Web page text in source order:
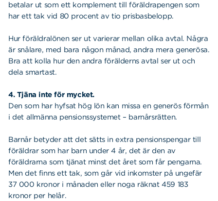
betalar ut som ett komplement till föräldrapengen som
har ett tak vid 80 procent av tio prisbasbelopp.
Hur föräldralönen ser ut varierar mellan olika avtal. Några
är snålare, med bara någon månad, andra mera generösa.
Bra att kolla hur den andra förälderns avtal ser ut och
dela smartast.
4. Tjäna inte för mycket.
Den som har hyfsat hög lön kan missa en generös förmån
i det allmänna pensionssystemet – barnårsrätten.
Barnår betyder att det sätts in extra pensionspengar till
föräldrar som har barn under 4 år, det är den av
föräldrarna som tjänat minst det året som får pengarna.
Men det finns ett tak, som går vid inkomster på ungefär
37 000 kronor i månaden eller noga räknat 459 183
kronor per helår.